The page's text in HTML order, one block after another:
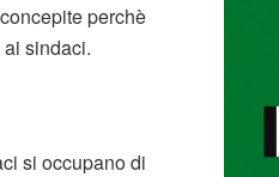
perchè
sindaci.
si occupano di